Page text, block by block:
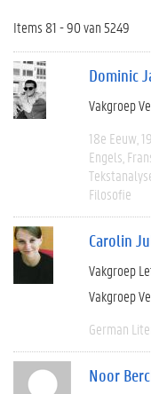
Items 81 - 90 van 5249
Dominic
Vakgroep
18e Eeuw
Engels
Filosofie
Carolin
Vakgroep
Vakgroep
German
Noor